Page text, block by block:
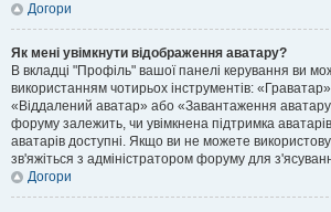
Догори
Як мені увімкнути відображення аватару?
В вкладці "Профіль" вашої панелі керування ви
використанням чотирьох інструментів:
«Віддалений аватар» або «Завантаження
форуму залежить, чи увімкнена підтримка
аватарів доступні. Якщо ви не можете
зв'яжіться з адміністратором форуму для
Догори